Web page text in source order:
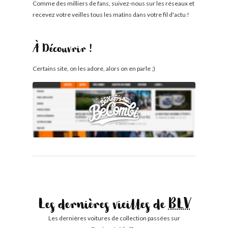
Comme des milliers de fans, suivez-nous sur les réseaux et
recevez votre veilles tous les matins dans votre fil d'actu !
À Découvrir !
Certains site, on les adore, alors on en parle ;)
Les dernières vieilles deBLV
Les dernières voitures de collection passées sur